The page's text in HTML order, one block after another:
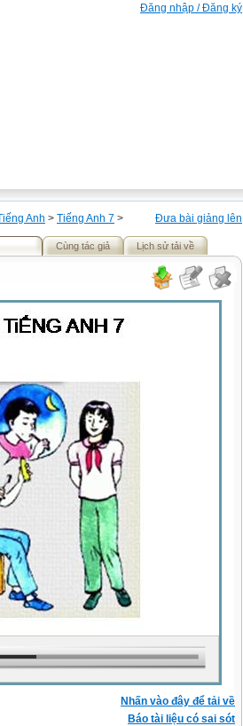
Đăng nhập / Đăng ký
Đưa bài giảng lên
Anh > Tiếng Anh 7 >
Cùng tác giả Lịch sử tải về
Nhấn vào đây để tải về
Báo tài liệu có sai sót